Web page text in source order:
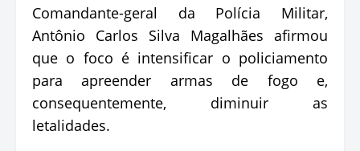
Comandante-geral da Polícia Militar,
Antônio Carlos Silva Magalhães afirmou
que o foco é intensificar o policiamento
para apreender armas de fogo e,
consequentemente, diminuir as
letalidades.